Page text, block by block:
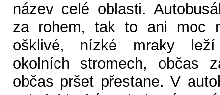
název celé oblasti.
za rohem, tak to ani moc
ošklivé, nízké mraky
okolních stromech, občas
občas pršet přestane. V